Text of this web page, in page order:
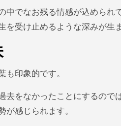
でなお残る情感が込められ
受け止めるような深みが生
印象的です。
をなかったことにするので
感じられます。